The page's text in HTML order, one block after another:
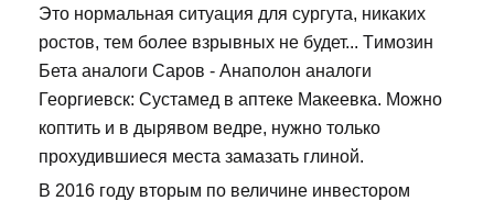
Это нормальная ситуация для сургута, никаких
ростов, тем более взрывных не будет... Tимозин
Бета аналоги Саров - Анаполон аналоги
Георгиевск: Сустамед в аптеке Макеевка. Можно
коптить и в дырявом ведре, нужно только
прохудившиеся места замазать глиной.
В 2016 году вторым по величине инвестором